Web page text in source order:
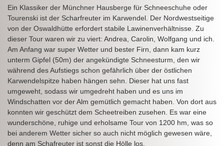
Ein Klassiker der Münchner Hausberge für Schneeschuhe oder
Tourenski ist der Scharfreuter im Karwendel. Der Nordwestseitige
von der Oswaldhütte erfordert stabile Lawinenverhältnisse. Zu
dieser Tour waren wir zu viert: Andrea, Carolin, Wolfgang und ich.
Am Anfang war super Wetter und bester Firn, dann kam kurz
unterm Gipfel (50m) der angekündigte Schneesturm, den wir
während des Aufstiegs schon gefährlich über der östlichen
Karwendelspitze haben hängen sehn. Dieser hat uns fast
umgeweht, sodass wir umgedreht haben und es uns im
Windschatten vor der Alm gemütlich gemacht haben. Von dort aus
konnten wir geschützt dem Scheetreiben zusehen. Es war eine
wunderschöne, ruhige und erholsame Tour von 1200 hm, was so
bei anderem Wetter sicher so auch nicht möglich gewesen wäre,
denn am Schafreuter ist sonst die Hölle los.